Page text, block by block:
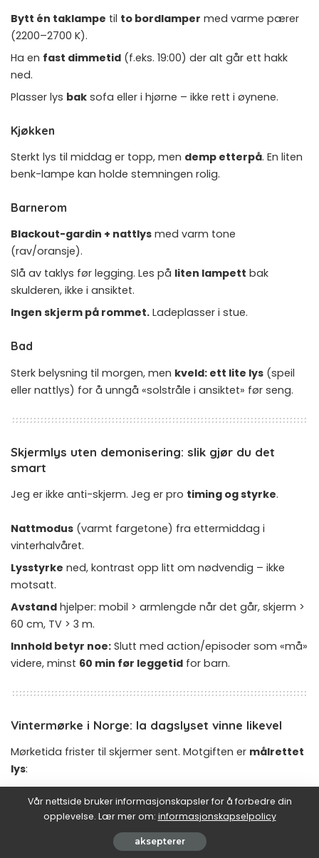
Bytt én taklampe til to bordlamper med varme pærer
(2200–2700 K).
Ha en fast dimmetid (f.eks. 19:00) der alt går ett hakk
ned.
Plasser lys bak sofa eller i hjørne – ikke rett i øynene.
Kjøkken
Sterkt lys til middag er topp, men demp etterpå. En liten
benk-lampe kan holde stemningen rolig.
Barnerom
Blackout-gardin + nattlys med varm tone
(rav/oransje).
Slå av taklys før legging. Les på liten lampett bak
skulderen, ikke i ansiktet.
Ingen skjerm på rommet. Ladeplasser i stue.
Bad
Sterk belysning til morgen, men kveld: ett lite lys (speil
eller nattlys) for å unngå «solstråle i ansiktet» før seng.
Skjermlys uten demonisering: slik gjør du det
smart
Jeg er ikke anti-skjerm. Jeg er pro timing og styrke.
Nattmodus (varmt fargetone) fra ettermiddag i
vinterhalvåret.
Lysstyrke ned, kontrast opp litt om nødvendig – ikke
motsatt.
Avstand hjelper: mobil > armlengde når det går, skjerm >
60 cm, TV > 3 m.
Innhold betyr noe: Slutt med action/episoder som «må»
videre, minst 60 min før leggetid for barn.
Vintermørke i Norge: la dagslyset vinne likevel
Mørketida frister til skjermer sent. Motgiften er målrettet
lys:
Morgendagslys: 5–10 minutter på balkong, veranda,
utenfor døra. Skyer? Fortsatt mye sterkere enn lamper
Vår nettside bruker informasjonskapsler for å forbedre din
opplevelse. Lær mer om: informasjonskapselpolicy
aksepterer